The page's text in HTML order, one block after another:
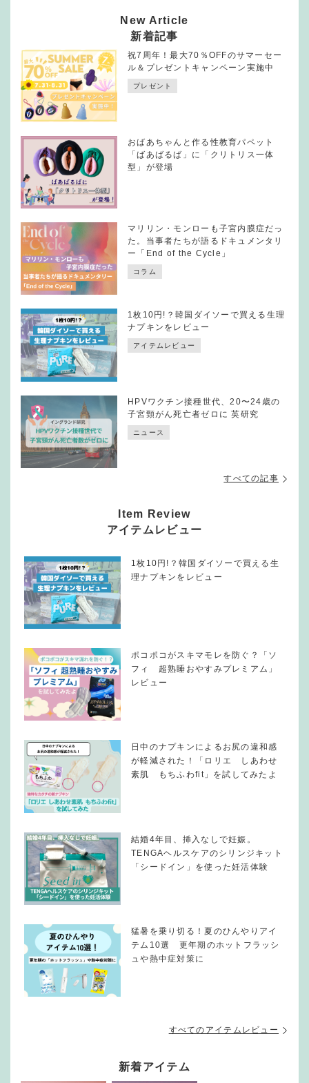
New Article
新着記事
祝7周年！最大70％OFFのサマーセー
ル＆プレゼントキャンペーン実施中
プレゼント
おばあちゃんと作る性教育パペット
「ばあばるば」に「クリトリス一体
型」が登場
マリリン・モンローも子宮内膜症だっ
た。当事者たちが語るドキュメンタリ
ー「End of the Cycle」
コラム
1枚10円!？韓国ダイソーで買える生理
ナプキンをレビュー
アイテムレビュー
HPVワクチン接種世代、20〜24歳の
子宮頸がん死亡者ゼロに 英研究
ニュース
すべての記事
Item Review
アイテムレビュー
1枚10円!？韓国ダイソーで買える生
理ナプキンをレビュー
ポコポコがスキマモレを防ぐ？「ソ
フィ 超熟睡おやすみプレミアム」
レビュー
日中のナプキンによるお尻の違和感
が軽減された！「ロリエ しあわせ
素肌 もちふわfit」を試してみたよ
結婚4年目、挿入なしで妊娠。
TENGAヘルスケアのシリンジキット
「シードイン」を使った妊活体験
猛暑を乗り切る！夏のひんやりアイ
テム10選 更年期のホットフラッシ
ュや熱中症対策に
すべてのアイテムレビュー
新着アイテム